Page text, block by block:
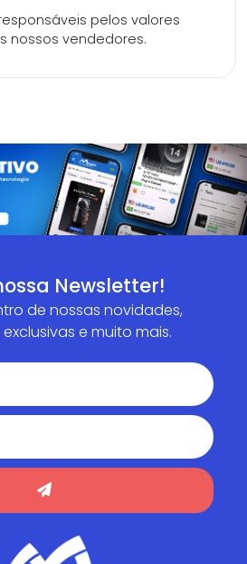
pelos valores
nossos vendedores.
Newsletter!
de nossas novidades,
e muito mais.